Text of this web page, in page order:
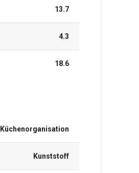
13.7
4.3
18.6
Küchenorganisation
Kunststoff